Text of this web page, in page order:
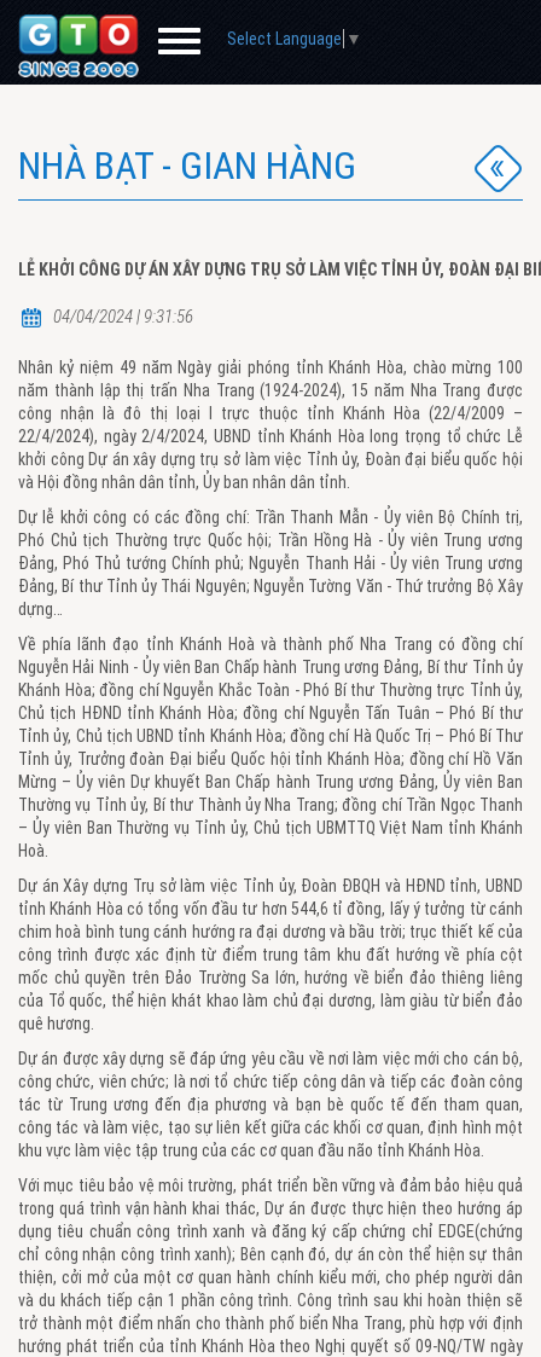
Select Language ▼
NHÀ BẠT - GIAN HÀNG
LỄ KHỞI CÔNG DỰ ÁN XÂY DỰNG TRỤ SỞ LÀM VIỆC TỈNH ỦY, ĐOÀN ĐẠI
04/04/2024 | 9:31:56
Nhân kỷ niệm 49 năm Ngày giải phóng tỉnh Khánh Hòa, chào mừng 100
năm thành lập thị trấn Nha Trang (1924-2024), 15 năm Nha Trang được
công nhận là đô thị loại I trực thuộc tỉnh Khánh Hòa (22/4/2009 –
22/4/2024), ngày 2/4/2024, UBND tỉnh Khánh Hòa long trọng tổ chức Lễ
khởi công Dự án xây dựng trụ sở làm việc Tỉnh ủy, Đoàn đại biểu quốc hội
và Hội đồng nhân dân tỉnh, Ủy ban nhân dân tỉnh.
Dự lễ khởi công có các đồng chí: Trần Thanh Mẫn - Ủy viên Bộ Chính trị,
Phó Chủ tịch Thường trực Quốc hội; Trần Hồng Hà - Ủy viên Trung ương
Đảng, Phó Thủ tướng Chính phủ; Nguyễn Thanh Hải - Ủy viên Trung ương
Đảng, Bí thư Tỉnh ủy Thái Nguyên; Nguyễn Tường Văn - Thứ trưởng Bộ Xây
dựng…
Về phía lãnh đạo tỉnh Khánh Hoà và thành phố Nha Trang có đồng chí
Nguyễn Hải Ninh - Ủy viên Ban Chấp hành Trung ương Đảng, Bí thư Tỉnh ủy
Khánh Hòa; đồng chí Nguyễn Khắc Toàn - Phó Bí thư Thường trực Tỉnh ủy,
Chủ tịch HĐND tỉnh Khánh Hòa; đồng chí Nguyễn Tấn Tuân – Phó Bí thư
Tỉnh ủy, Chủ tịch UBND tỉnh Khánh Hòa; đồng chí Hà Quốc Trị – Phó Bí Thư
Tỉnh ủy, Trưởng đoàn Đại biểu Quốc hội tỉnh Khánh Hòa; đồng chí Hồ Văn
Mừng – Ủy viên Dự khuyết Ban Chấp hành Trung ương Đảng, Ủy viên Ban
Thường vụ Tỉnh ủy, Bí thư Thành ủy Nha Trang; đồng chí Trần Ngọc Thanh
– Ủy viên Ban Thường vụ Tỉnh ủy, Chủ tịch UBMTTQ Việt Nam tỉnh Khánh
Hoà.
Dự án Xây dựng Trụ sở làm việc Tỉnh ủy, Đoàn ĐBQH và HĐND tỉnh, UBND
tỉnh Khánh Hòa có tổng vốn đầu tư hơn 544,6 tỉ đồng, lấy ý tưởng từ cánh
chim hoà bình tung cánh hướng ra đại dương và bầu trời; trục thiết kế của
công trình được xác định từ điểm trung tâm khu đất hướng về phía cột
mốc chủ quyền trên Đảo Trường Sa lớn, hướng về biển đảo thiêng liêng
của Tổ quốc, thể hiện khát khao làm chủ đại dương, làm giàu từ biển đảo
quê hương.
Dự án được xây dựng sẽ đáp ứng yêu cầu về nơi làm việc mới cho cán bộ,
công chức, viên chức; là nơi tổ chức tiếp công dân và tiếp các đoàn công
tác từ Trung ương đến địa phương và bạn bè quốc tế đến tham quan,
công tác và làm việc, tạo sự liên kết giữa các khối cơ quan, định hình một
khu vực làm việc tập trung của các cơ quan đầu não tỉnh Khánh Hòa.
Với mục tiêu bảo vệ môi trường, phát triển bền vững và đảm bảo hiệu quả
trong quá trình vận hành khai thác, Dự án được thực hiện theo hướng áp
dụng tiêu chuẩn công trình xanh và đăng ký cấp chứng chỉ EDGE(chứng
chỉ công nhận công trình xanh); Bên cạnh đó, dự án còn thể hiện sự thân
thiện, cởi mở của một cơ quan hành chính kiểu mới, cho phép người dân
và du khách tiếp cận 1 phần công trình. Công trình sau khi hoàn thiện sẽ
trở thành một điểm nhấn cho thành phố biển Nha Trang, phù hợp với định
hướng phát triển của tỉnh Khánh Hòa theo Nghị quyết số 09-NQ/TW ngày